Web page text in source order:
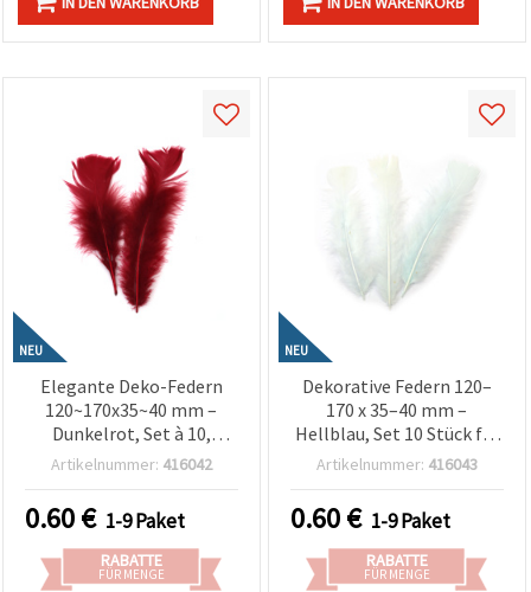
NEU
Elegante Deko-Federn
120~170x35~40 mm –
Dunkelrot, Set à 10,
assortiert, für Basteln,
romantische Dekoration
& kreative DIY-Projekte
Artikelnummer: 416042
0.60€ 1-9 Paket
RABATTE
FÜR MENGE
NEU
Dekorative Federn 120–
170 x 35–40 mm –
Hellblau, Set 10 Stück für
Basteln, Deko, Baby
Projekte
Artikelnummer: 416043
0.60€ 1-9 Paket
RABATTE
FÜR MENGE